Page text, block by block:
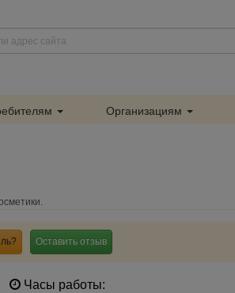
Организациям
Оставить отзыв
Часы работы: